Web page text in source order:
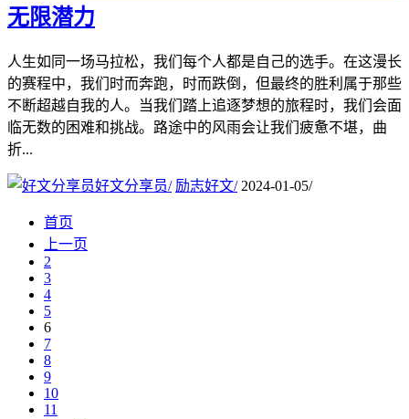
无限潜力
人生如同一场马拉松，我们每个人都是自己的选手。在这漫长
的赛程中，我们时而奔跑，时而跌倒，但最终的胜利属于那些
不断超越自我的人。当我们踏上追逐梦想的旅程时，我们会面
临无数的困难和挑战。路途中的风雨会让我们疲惫不堪，曲
折...
好文分享员/ 励志好文/ 2024-01-05/
首页
上一页
2
3
4
5
6
7
8
9
10
11